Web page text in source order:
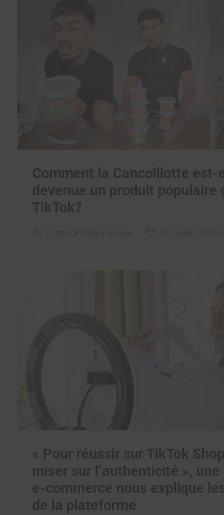
Comment la Cancoillotte est-
devenue un produit populaire
TikTok?
« Pour réussir sur TikTok
miser sur l’authenticité »,
e-commerce nous explique
de la plateforme